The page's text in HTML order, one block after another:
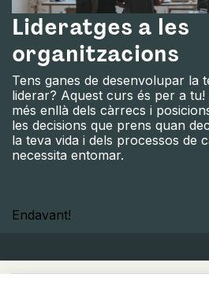
Lideratges a les
organitzacions
Tens ganes de desenvolupar la
liderar? Aquest curs és per a
més enllà dels càrrecs i
les decisions que prens quan
la teva vida i dels processos de
necessita entomar.
Endavant!​